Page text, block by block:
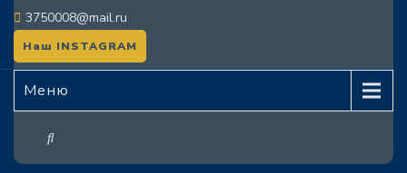
3750008@mail.ru
Наш INSTAGRAM
Меню